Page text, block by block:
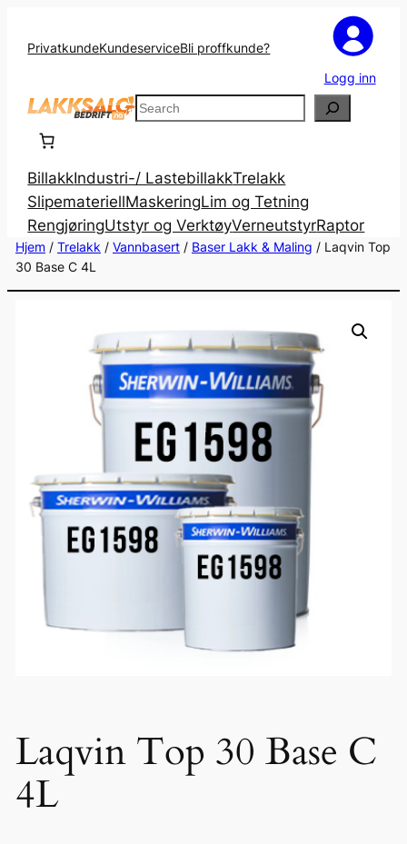
PrivatkundeKundeserviceBli proffkunde?
Logg inn
Search
BillakkIndustri-/ LastebillakkTrelakk
SlipemateriellMaskeringLim og Tetning
RengjøringUtstyr og VerktøyVerneutstyrRaptor
Hjem/ Trelakk / Vannbasert/ Baser Lakk & Maling / Laqvin Top
30 Base C 4L
Laqvin Top 30 Base C
4L